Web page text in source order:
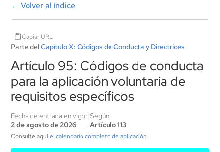
←Volver al índice
Copiar URL
Parte delCapítulo X: Códigos de Conducta y Directrices
Artículo 95: Códigos de conducta
para la aplicación voluntaria de
requisitos específicos
Fecha de entrada en vigor:
2 de agosto de 2026
Según:
Artículo 113
Consulte aquíel calendario completo de aplicación.